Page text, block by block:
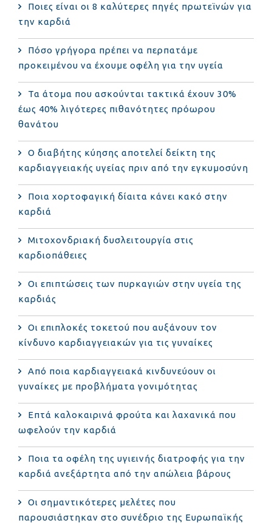
Ποιες είναι οι 8 καλύτερες πηγές πρωτεϊνών για
την καρδιά
Πόσο γρήγορα πρέπει να περπατάμε
προκειμένου να έχουμε οφέλη για την υγεία
Τα άτομα που ασκούνται τακτικά έχουν 30%
έως 40% λιγότερες πιθανότητες πρόωρου
θανάτου
Ο διαβήτης κύησης αποτελεί δείκτη της
καρδιαγγειακής υγείας πριν από την εγκυμοσύνη
Ποια χορτοφαγική δίαιτα κάνει κακό στην
καρδιά
Μιτοχονδριακή δυσλειτουργία στις
καρδιοπάθειες
Οι επιπτώσεις των πυρκαγιών στην υγεία της
καρδιάς
Οι επιπλοκές τοκετού που αυξάνουν τον
κίνδυνο καρδιαγγειακών για τις γυναίκες
Από ποια καρδιαγγειακά κινδυνεύουν οι
γυναίκες με προβλήματα γονιμότητας
Επτά καλοκαιρινά φρούτα και λαχανικά που
ωφελούν την καρδιά
Ποια τα οφέλη της υγιεινής διατροφής για την
καρδιά ανεξάρτητα από την απώλεια βάρους
Οι σημαντικότερες μελέτες που
παρουσιάστηκαν στο συνέδριο της Ευρωπαϊκής